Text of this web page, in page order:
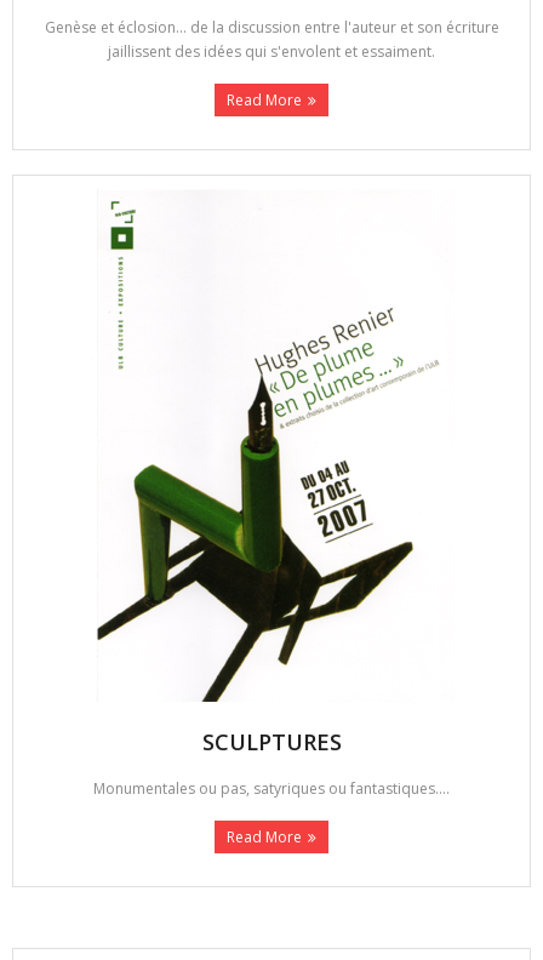
Genèse et éclosion... de la discussion entre l'auteur et son écriture
jaillissent des idées qui s'envolent et essaiment.
Read More
SCULPTURES
Monumentales ou pas, satyriques ou fantastiques....
Read More